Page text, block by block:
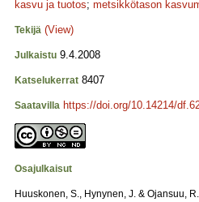
kasvu ja tuotos; metsikkötason
Tekijä (View)
Julkaistu 9.4.2008
Katselukerrat 8407
Saatavilla https://doi.org/10.14214/
Osajulkaisut
Huuskonen, S., Hynynen, J. & Ojansuu,